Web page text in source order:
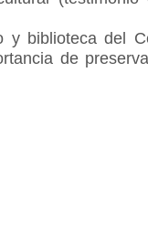
y biblioteca del
de